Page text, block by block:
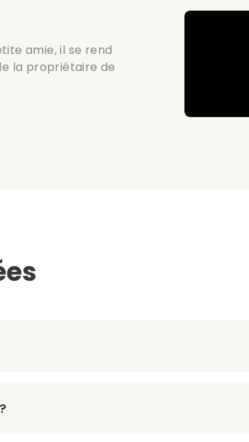
amie, il se rend
la propriétaire de